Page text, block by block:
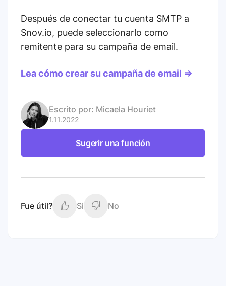
Después de conectar tu cuenta SMTP a
Snov.io, puede seleccionarlo como
remitente para su campaña de email.
Lea cómo crear su campaña de email ⇒
Escrito por: Micaela Houriet
1.11.2022
Sugerir una función
Fue útil? Si No